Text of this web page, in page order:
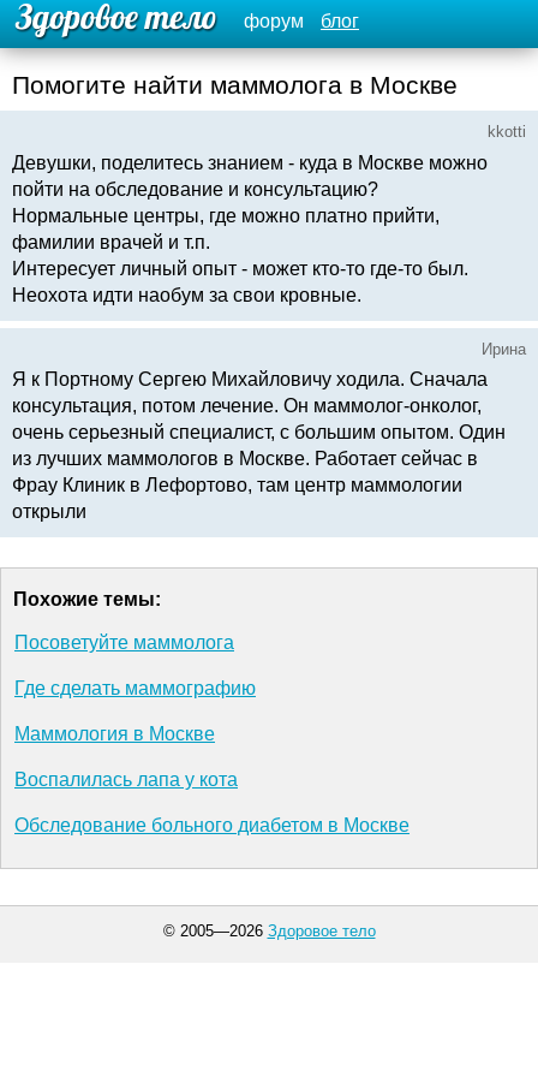
форум блог
Помогите найти маммолога в Москве
kkotti
Девушки, поделитесь знанием - куда в Москве можно
пойти на обследование и консультацию?
Нормальные центры, где можно платно прийти,
фамилии врачей и т.п.
Интересует личный опыт - может кто-то где-то был.
Неохота идти наобум за свои кровные.
Ирина
Я к Портному Сергею Михайловичу ходила. Сначала
консультация, потом лечение. Он маммолог-онколог,
очень серьезный специалист, с большим опытом. Один
из лучших маммологов в Москве. Работает сейчас в
Фрау Клиник в Лефортово, там центр маммологии
открыли
Похожие темы:
Посоветуйте маммолога
Где сделать маммографию
Маммология в Москве
Воспалилась лапа у кота
Обследование больного диабетом в Москве
© 2005—2026 Здоровое тело